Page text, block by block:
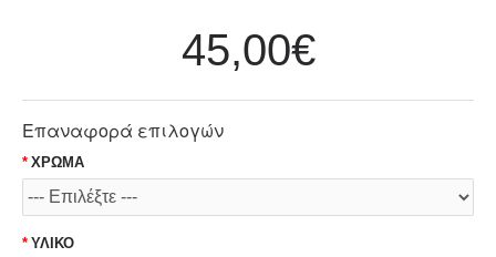
45,00€
ΧΡΩΜΑ
ΥΛΙΚΟ
Επαναφορά επιλογών